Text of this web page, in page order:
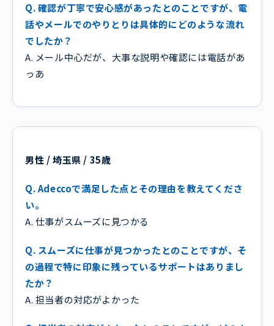
Q. 確認が丁寧で安心感があったとのことですが、電
話やメールでのやりとりは具体的にどのような流れ
でしたか？
A. メール中心だが、大事な説明や確認には電話があ
っあ
男性 / 埼玉県 / 35歳
Q. Adeccoで満足した点とその理由を教えてくださ
い。
A. 仕事がスムーズに見つかる
Q. スムーズに仕事が見つかったとのことですが、そ
の過程で特に印象に残っているサポートはありまし
たか？
A. 担当者の対応がよかった